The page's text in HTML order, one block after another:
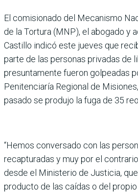
El comisionado del Mecanismo
de la Tortura (MNP), el abogado y
Castillo indicó este jueves que
parte de las personas privadas de
presuntamente fueron golpeadas
Penitenciaría Regional de
pasado se produjo la fuga de 35
“Hemos conversado con las
recapturadas y muy por el
desde el Ministerio de Justicia,
producto de las caídas o del propio